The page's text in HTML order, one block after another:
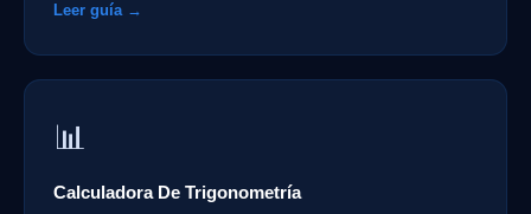
Leer guía →
📊
Calculadora De Trigonometría